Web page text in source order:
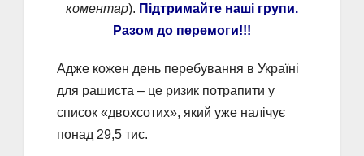
коментар). Підтримайте наші групи.
Разом до перемоги!!!
Адже кожен день перебування в Україні
для рашиста – це ризик потрапити у
список «двохсотих», який уже налічує
понад 29,5 тис.